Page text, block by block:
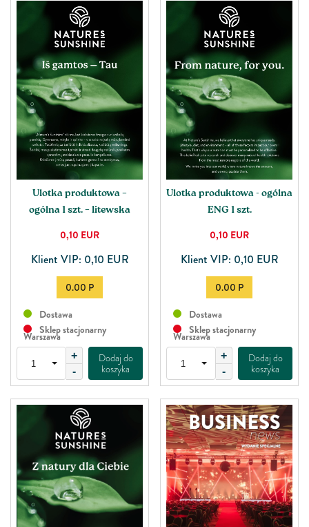
Ulotka produktowa –
ogólna 1 szt. – litewska
0,10 EUR
Klient VIP: 0,10 EUR
0.00 P
Dostawa
Sklep stacjonarny
Warszawa
+
-
Dodaj do
koszyka
Ulotka produktowa - ogólna
ENG 1 szt.
0,10 EUR
Klient VIP: 0,10 EUR
0.00 P
Dostawa
Sklep stacjonarny
Warszawa
+
-
Dodaj do
koszyka